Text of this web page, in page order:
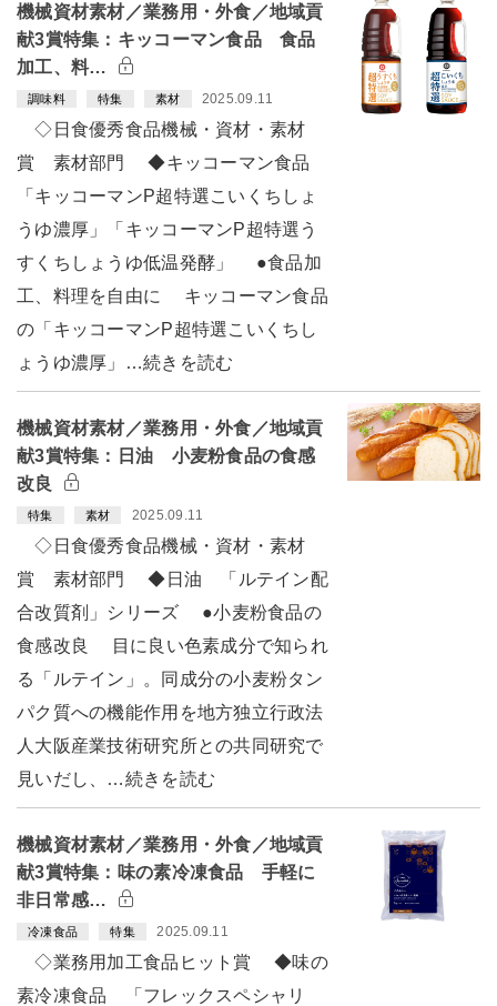
機械資材素材／業務用・外食／地域貢
献3賞特集：キッコーマン食品 食品
加工、料…
調味料 特集 素材 2025.09.11
◇日食優秀食品機械・資材・素材
賞 素材部門 ◆キッコーマン食品
「キッコーマンP超特選こいくちしょ
うゆ濃厚」「キッコーマンP超特選う
すくちしょうゆ低温発酵」 ●食品加
工、料理を自由に キッコーマン食品
の「キッコーマンP超特選こいくちし
ょうゆ濃厚」…続きを読む
機械資材素材／業務用・外食／地域貢
献3賞特集：日油 小麦粉食品の食感
改良
特集 素材 2025.09.11
◇日食優秀食品機械・資材・素材
賞 素材部門 ◆日油 「ルテイン配
合改質剤」シリーズ ●小麦粉食品の
食感改良 目に良い色素成分で知られ
る「ルテイン」。同成分の小麦粉タン
パク質への機能作用を地方独立行政法
人大阪産業技術研究所との共同研究で
見いだし、…続きを読む
機械資材素材／業務用・外食／地域貢
献3賞特集：味の素冷凍食品 手軽に
非日常感…
冷凍食品 特集 2025.09.11
◇業務用加工食品ヒット賞 ◆味の
素冷凍食品 「フレックスペシャリ